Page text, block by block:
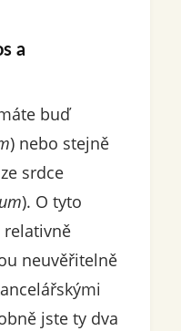
a
buď
) nebo stejně
srdce
). O tyto
relativně
neuvěřitelně
jste ty dva